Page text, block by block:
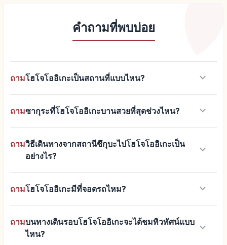
คำถามที่พบบ่อย
ถามโฮโจโออิเกะเป็นสถานที่แบบไหน? keyboard_arrow_down
ถามซากุระที่โฮโจโออิเกะบานสวยที่สุดช่วงไหน? keyboard_arrow_down
ถามวิธีเดินทางจากสถานีซึกุบะไปโฮโจโออิเกะเป็น
อย่างไร?
keyboard_arrow_down
ถามโฮโจโออิเกะมีที่จอดรถไหม? keyboard_arrow_down
ถามบนทางเดินรอบโฮโจโออิเกะจะได้ชมทิวทัศน์แบบ
ไหน?
keyboard_arrow_down